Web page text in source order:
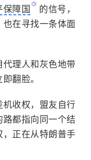
保障国
的信号，
在寻找一条体面
理人和灰色地带
翻脸。
收权，盟友自行
都指向同一个结
正在从特朗普手